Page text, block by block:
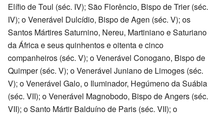
Elífio de Toul (séc. IV); São Florêncio, Bispo de Trier (séc.
IV); o Venerável Dulcídio, Bispo de Agen (séc. V); os
Santos Mártires Saturnino, Nereu, Martiniano e Saturiano
da África e seus quinhentos e oitenta e cinco
companheiros (séc. V); o Venerável Conogano, Bispo de
Quimper (séc. V); o Venerável Juniano de Limoges (séc.
V); o Venerável Galo, o Iluminador, Hegúmeno da Suábia
(séc. VII); o Venerável Magnobodo, Bispo de Angers (séc.
VII); o Santo Mártir Balduíno de Paris (séc. VII); o